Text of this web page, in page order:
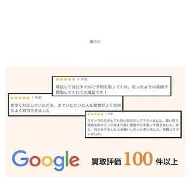
リノリュームローラー 買
取 加古川｜姫路の買取専